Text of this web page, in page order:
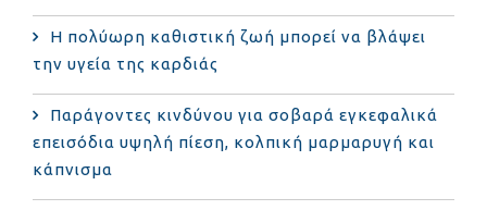
Η πολύωρη καθιστική ζωή μπορεί να βλάψει
την υγεία της καρδιάς
Παράγοντες κινδύνου για σοβαρά εγκεφαλικά
επεισόδια υψηλή πίεση, κολπική μαρμαρυγή και
κάπνισμα